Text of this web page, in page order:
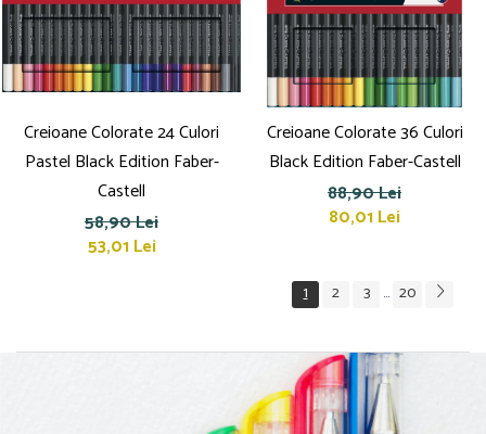
Creioane Colorate 24 Culori
Pastel Black Edition Faber-
Castell
58,90 Lei
53,01 Lei
Creioane Colorate 36 Culori
Black Edition Faber-Castell
88,90 Lei
80,01 Lei
1 2 3 ... 20